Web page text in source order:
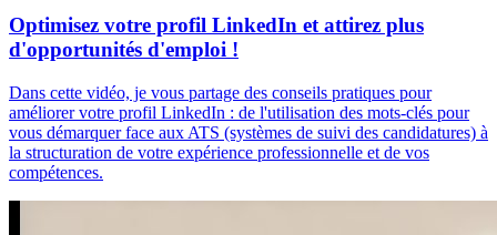
Optimisez votre profil LinkedIn et attirez plus
d'opportunités d'emploi !
Dans cette vidéo, je vous partage des conseils pratiques pour
améliorer votre profil LinkedIn : de l'utilisation des mots-clés pour
vous démarquer face aux ATS (systèmes de suivi des candidatures) à
la structuration de votre expérience professionnelle et de vos
compétences.